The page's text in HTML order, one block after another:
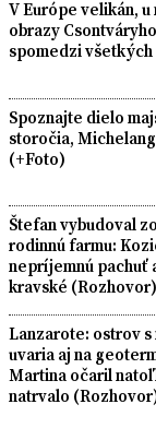
V Európe velikán, u
obrazy
spomedzi
Spoznajte dielo
storočia,
(+Foto)
Štefan vybudoval
rodinnú farmu:
nepríjemnú pachuť
kravské (Rozhovor)
Lanzarote: ostrov
uvaria aj na
Martina očaril
natrvalo